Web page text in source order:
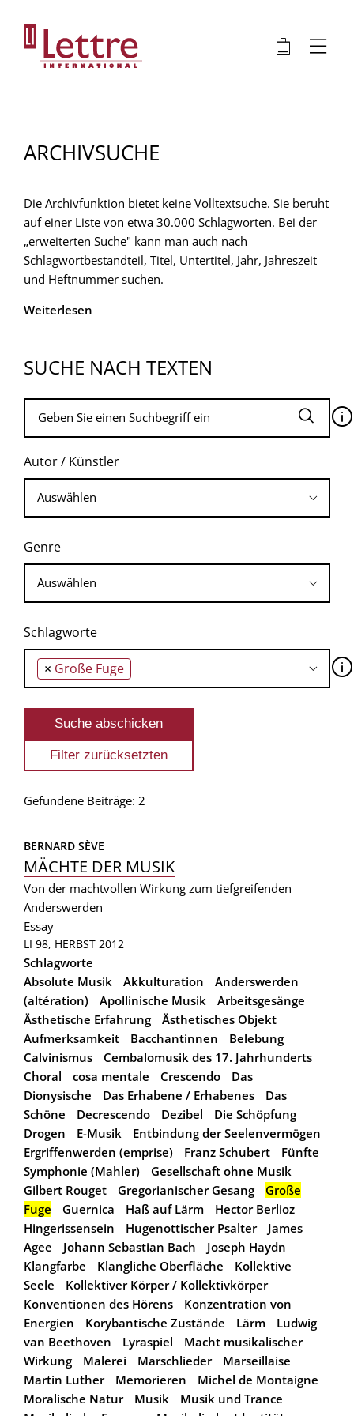
Inhalt
🛍 ⋮
ARCHIVSUCHE
Die Archivfunktion bietet keine Volltextsuche. Sie beruht
auf einer Liste von etwa 30.000 Schlagworten. Bei der
„erweiterten Suche" kann man auch nach
Schlagwortbestandteil, Titel, Untertitel, Jahr, Jahreszeit
und Heftnummer suchen.
Weiterlesen
SUCHE NACH TEXTEN
🛈
Autor / Künstler
Genre
Schlagworte
× Große Fuge 🛈
Gefundene Beiträge: 2
BERNARD SÈVE
MÄCHTE DER MUSIK
Von der machtvollen Wirkung zum tiefgreifenden
Anderswerden
Essay
LI 98, HERBST 2012
Schlagworte
Absolute Musik
Akkulturation
Anderswerden
(altération)
Apollinische Musik
Arbeitsgesänge
Ästhetische Erfahrung
Ästhetisches Objekt
Aufmerksamkeit
Bacchantinnen
Belebung
Calvinismus
Cembalomusik des 17. Jahrhunderts
Choral
cosa mentale Crescendo
Das
Dionysische
Das Erhabene / Erhabenes
Das
Schöne
Decrescendo Dezibel
Die Schöpfung
Drogen
E-Musik
Entbindung der Seelenvermögen
Ergriffenwerden (emprise)
Franz Schubert
Fünfte
Symphonie (Mahler)
Gesellschaft ohne Musik
Gilbert Rouget
Gregorianischer Gesang
Große
Fuge
Guernica Haß auf Lärm
Hector Berlioz
Hingerissensein
Hugenottischer Psalter
James
Agee
Johann Sebastian Bach
Joseph Haydn
Klangfarbe
Klangliche Oberfläche
Kollektive
Seele
Kollektiver Körper / Kollektivkörper
Konventionen des Hörens
Konzentration von
Energien
Korybantische Zustände Lärm
Ludwig
van Beethoven
Lyraspiel
Macht musikalischer
Wirkung
Malerei Marschlieder
Marseillaise
Martin Luther
Memorieren
Michel de Montaigne
Moralische Natur
Musik
Musik und Trance